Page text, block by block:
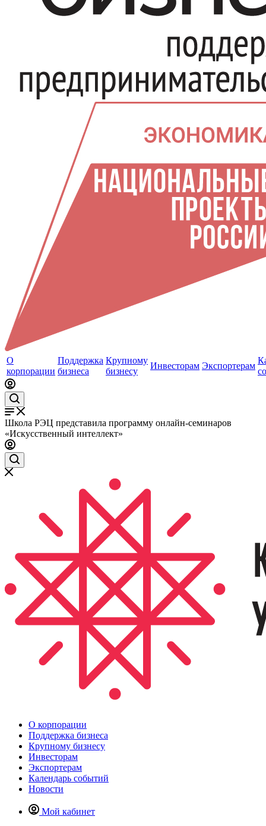
О
корпорации
Поддержка
бизнеса
Крупному
бизнесу
Инвесторам Экспортерам
Школа РЭЦ представила программу онлайн-семинаров
«Искусственный интеллект»
О корпорации
Поддержка бизнеса
Крупному бизнесу
Инвесторам
Экспортерам
Календарь событий
Новости
Мой кабинет